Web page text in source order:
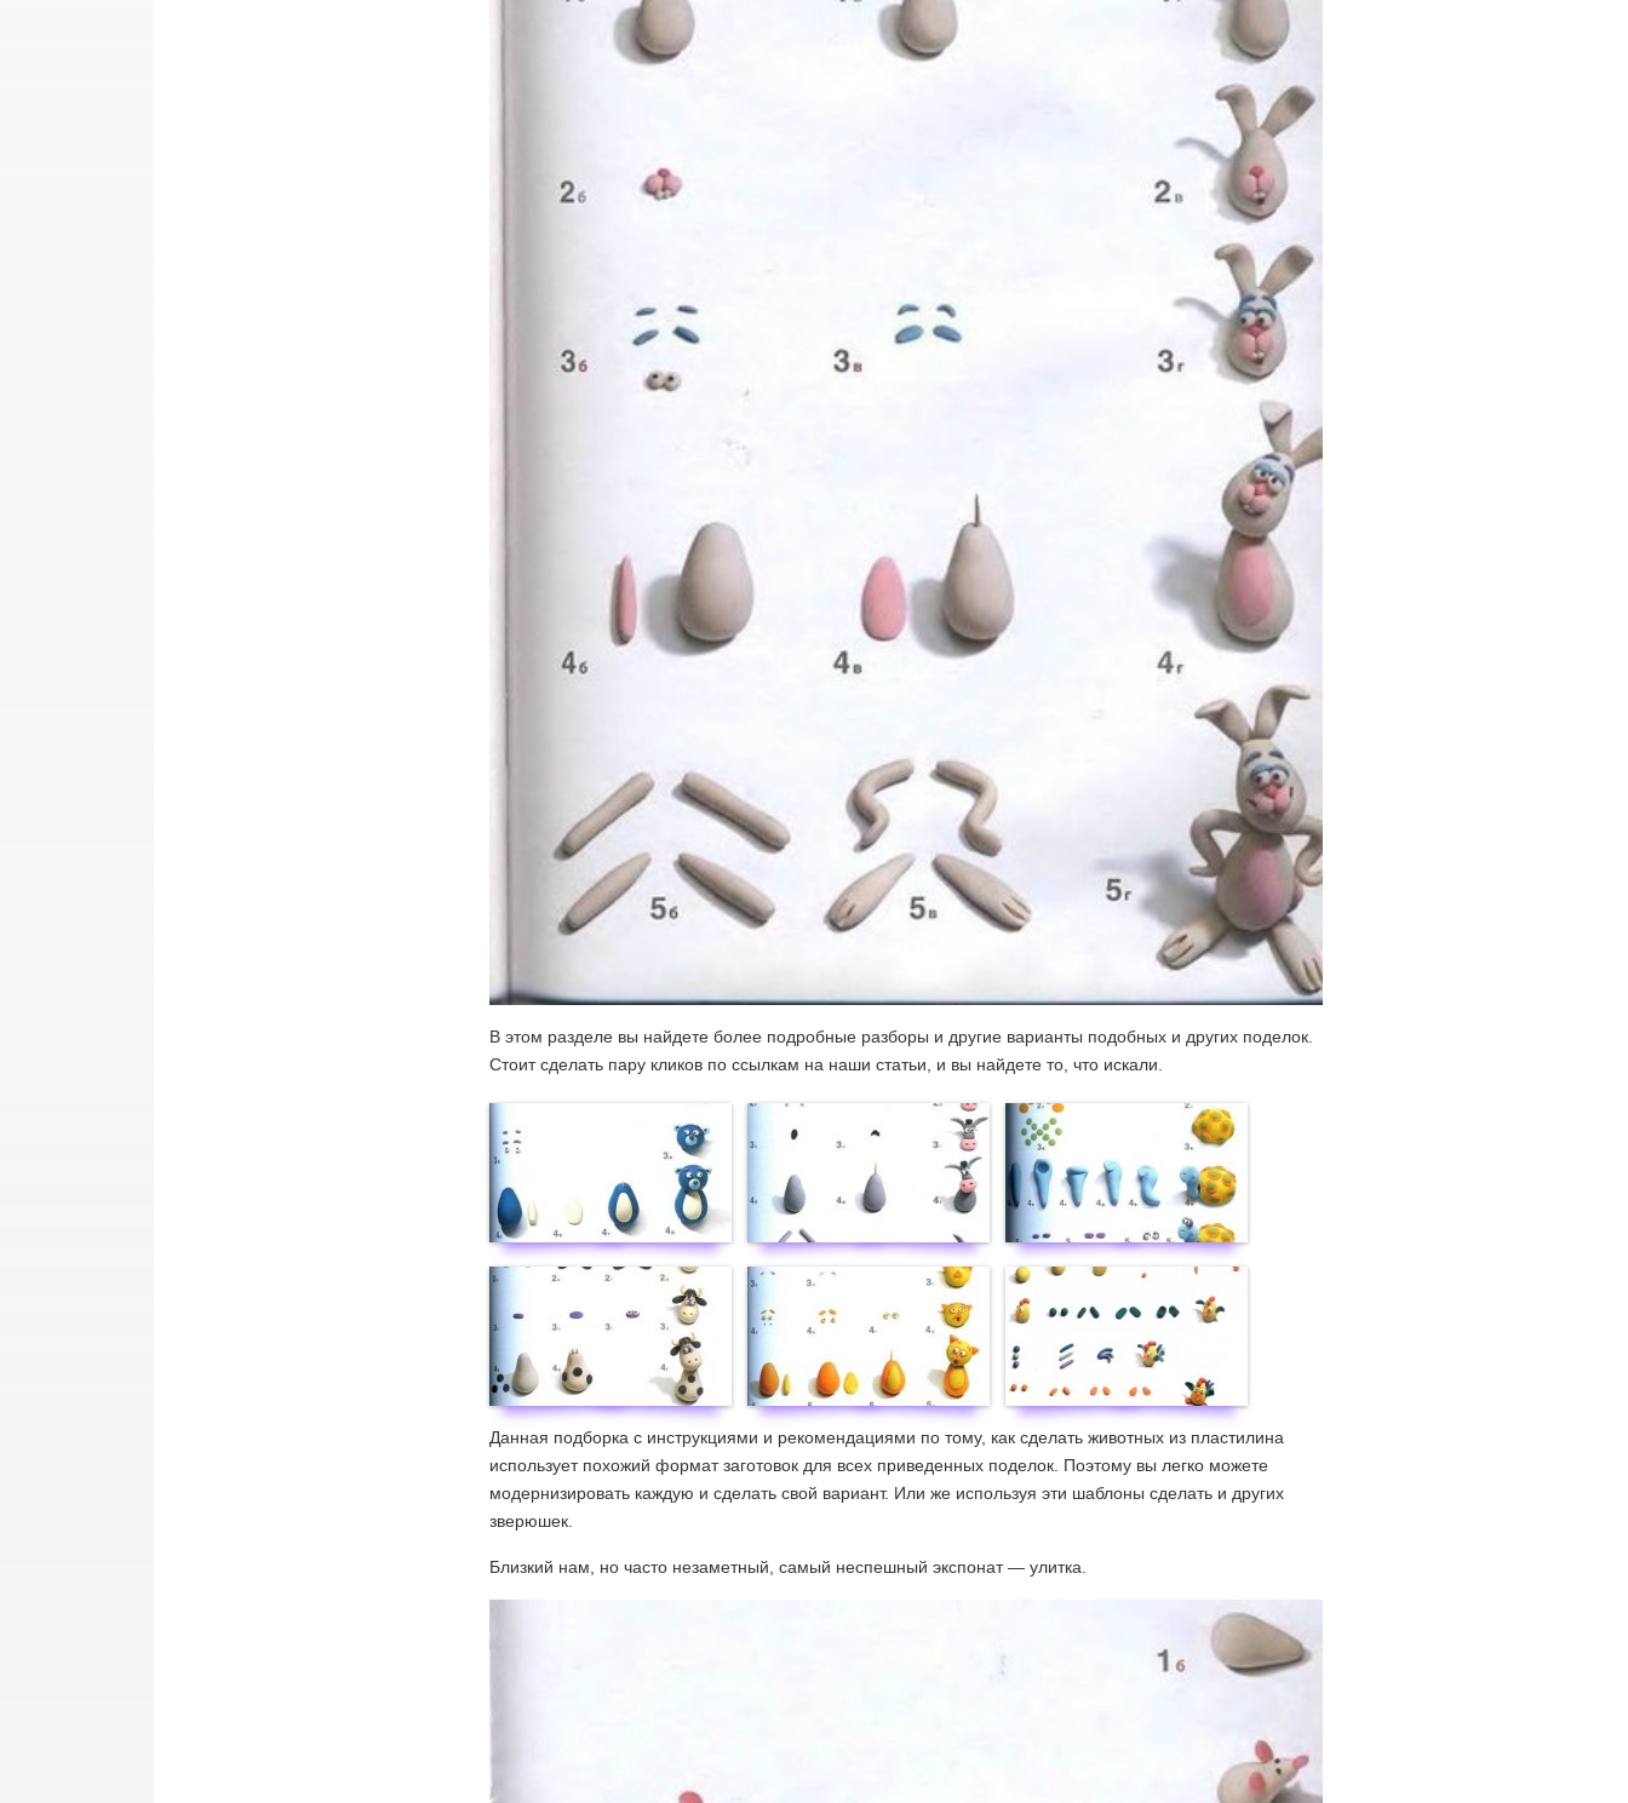
В этом разделе вы найдете более подробные разборы и другие варианты подобных и других поделок.
Стоит сделать пару кликов по ссылкам на наши статьи, и вы найдете то, что искали.
Данная подборка с инструкциями и рекомендациями по тому, как сделать животных из пластилина
использует похожий формат заготовок для всех приведенных поделок. Поэтому вы легко можете
модернизировать каждую и сделать свой вариант. Или же используя эти шаблоны сделать и других
зверюшек.
Близкий нам, но часто незаметный, самый неспешный экспонат — улитка.